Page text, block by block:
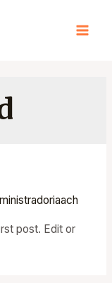
post. Edit or